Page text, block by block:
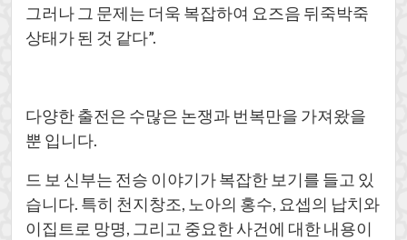
그러나 그 문제는 더욱 복잡하여 요즈음 뒤죽박죽
상태가 된 것 같다”.
다양한 출전은 수많은 논쟁과 번복만을 가져왔을
뿐 입니다.
드 보 신부는 전승 이야기가 복잡한 보기를 들고 있
습니다. 특히 천지창조, 노아의 홍수, 요셉의 납치와
이집트로 망명, 그리고 중요한 사건에 대한 내용이